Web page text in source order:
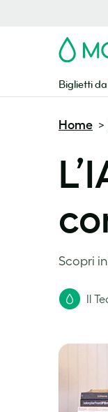
MOO
Biglietti
Home >
Scopri
Il